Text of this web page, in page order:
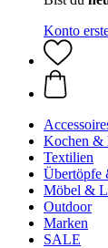
Konto
Kochen &
Textilien
Übertöpfe
Möbel &
Outdoor
Marken
SALE